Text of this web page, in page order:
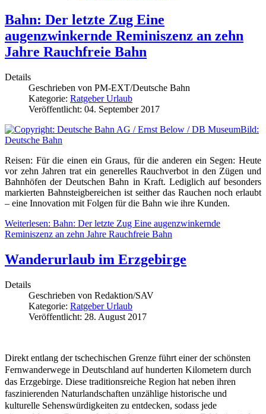
Bahn: Der letzte Zug Eine
augenzwinkernde Reminiszenz an zehn
Jahre Rauchfreie Bahn
Details
Geschrieben von PM-EXT/Deutsche Bahn
Kategorie: Ratgeber Urlaub
Veröffentlicht: 04. September 2017
Reisen: Für die einen ein Graus, für die anderen ein Segen: Heute
vor zehn Jahren trat ein generelles Rauchverbot in den Zügen und
Bahnhöfen der Deutschen Bahn in Kraft. Lediglich auf besonders
markierten Bahnsteigbereichen ist seither das Rauchen noch erlaubt
– eine Innovation mit Folgen für die Bahn wie ihre Kunden.
Weiterlesen: Bahn: Der letzte Zug Eine augenzwinkernde
Reminiszenz an zehn Jahre Rauchfreie Bahn
Wanderurlaub im Erzgebirge
Details
Geschrieben von Redaktion/SAV
Kategorie: Ratgeber Urlaub
Veröffentlicht: 28. August 2017
Direkt entlang der tschechischen Grenze führt einer der schönsten
Fernwanderwege in Deutschland auf hunderten Kilometern durch
das Erzgebirge. Diese traditionsreiche Region hat neben ihren
faszinierenden Naturlandschaften unzählige historische und
kulturelle Sehenswürdigkeiten zu entdecken, sodass jede